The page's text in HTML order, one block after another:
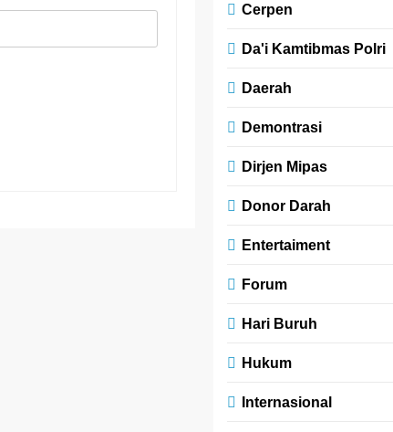
Cerpen
Da'i Kamtibmas Polri
Daerah
Demontrasi
Dirjen Mipas
Donor Darah
Entertaiment
Forum
Hari Buruh
Hukum
Internasional